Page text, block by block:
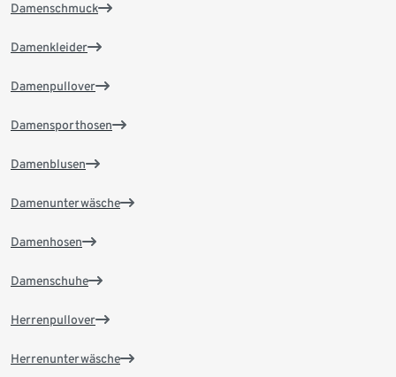
Damenschmuck
Damenkleider
Damenpullover
Damensporthosen
Damenblusen
Damenunterwäsche
Damenhosen
Damenschuhe
Herrenpullover
Herrenunterwäsche